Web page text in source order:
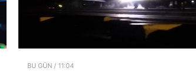
BU GÜN / 11:04